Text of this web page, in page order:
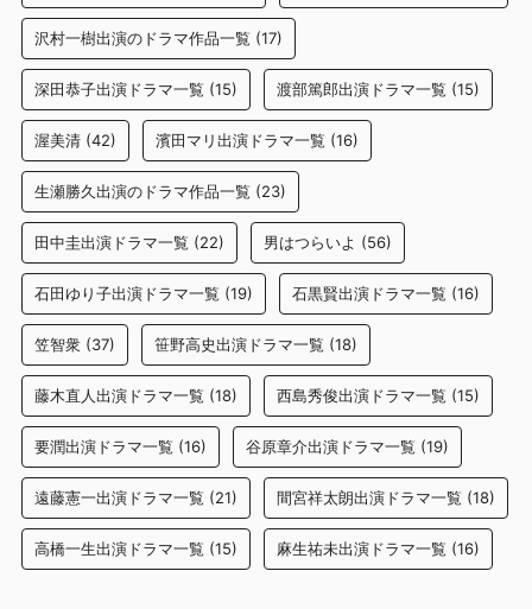
沢村一樹出演のドラマ作品一覧 (17)
深田恭子出演ドラマ一覧 (15) 渡部篤郎出演ドラマ一覧 (15)
渥美清 (42) 濱田マリ出演ドラマ一覧 (16)
生瀬勝久出演のドラマ作品一覧 (23)
田中圭出演ドラマ一覧 (22) 男はつらいよ (56)
石田ゆり子出演ドラマ一覧 (19) 石黒賢出演ドラマ一覧 (16)
笠智衆 (37) 笹野高史出演ドラマ一覧 (18)
藤木直人出演ドラマ一覧 (18) 西島秀俊出演ドラマ一覧 (15)
要潤出演ドラマ一覧 (16) 谷原章介出演ドラマ一覧 (19)
遠藤憲一出演ドラマ一覧 (21) 間宮祥太朗出演ドラマ一覧 (18)
高橋一生出演ドラマ一覧 (15) 麻生祐未出演ドラマ一覧 (16)